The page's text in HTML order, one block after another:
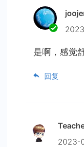
是啊，感觉
回复
2023-